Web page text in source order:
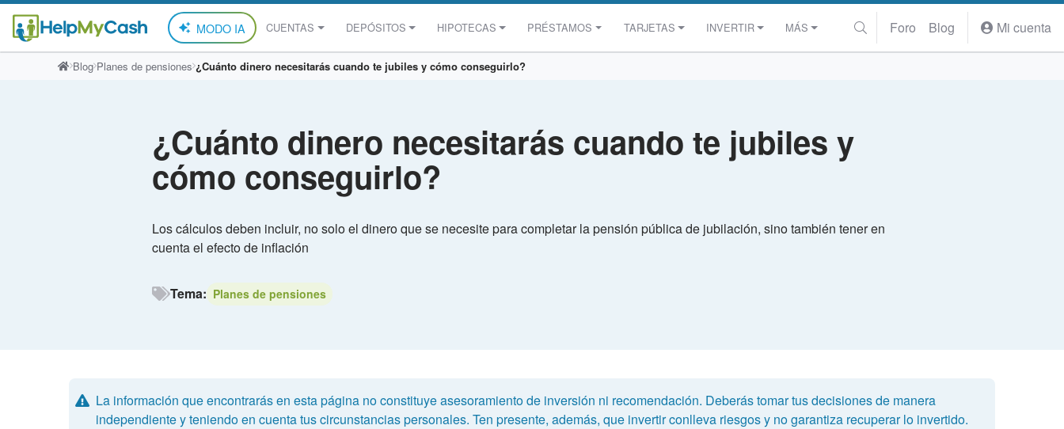
MODO IA CUENTAS DEPÓSITOS HIPOTECAS PRÉSTAMOS TARJETAS INVERTIR MÁS Foro Blog Mi cuenta
Blog Planes de pensiones ¿Cuánto dinero necesitarás cuando te jubiles y cómo conseguirlo?
¿Cuánto dinero necesitarás cuando te jubiles y
cómo conseguirlo?
Los cálculos deben incluir, no solo el dinero que se necesite para completar la pensión pública de jubilación, sino también tener en
cuenta el efecto de inflación
Tema: Planes de pensiones
La información que encontrarás en esta página no constituye asesoramiento de inversión ni recomendación. Deberás tomar tus decisiones de manera
independiente y teniendo en cuenta tus circunstancias personales. Ten presente, además, que invertir conlleva riesgos y no garantiza recuperar lo invertido.